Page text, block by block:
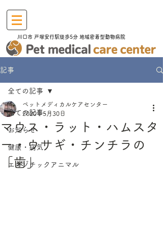
川口市​ 戸塚安行駅徒歩5分 地域密着型動物病院
記事
全ての記事
お知らせ
健康・病気
エキゾチックアニマル
全ての記事
マウス・ラット・ハムスタ
ー・ウサギ・チンチラの
「歯」
ペットメディカルケアセンター
2020年5月30日